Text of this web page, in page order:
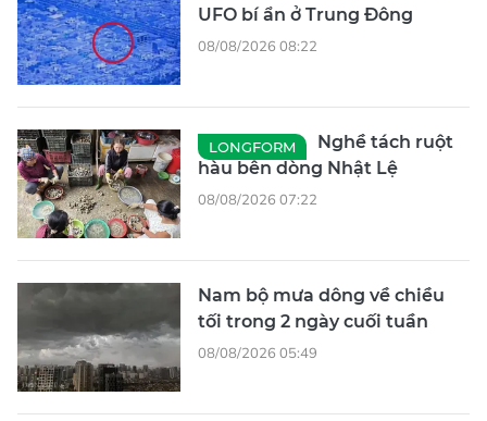
UFO bí ẩn ở Trung Đông
08/08/2026 08:22
LONGFORM
Nghề tách ruột
hàu bên dòng Nhật Lệ
08/08/2026 07:22
Nam bộ mưa dông về chiều
tối trong 2 ngày cuối tuần
08/08/2026 05:49